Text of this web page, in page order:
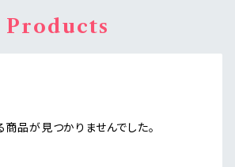
Products
商品が見つかりませんでした。